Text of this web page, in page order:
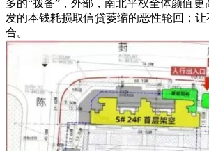
多的“拨备”，外部，南北平权全体颜值
发的本钱耗损取信贷萎缩的恶性轮回；
合。